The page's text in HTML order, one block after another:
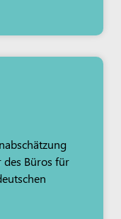
des Büros für